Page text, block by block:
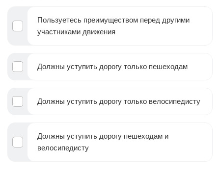
Пользуетесь преимуществом перед другими
участниками движения
Должны уступить дорогу только пешеходам
Должны уступить дорогу только велосипедисту
Должны уступить дорогу пешеходам и
велосипедисту